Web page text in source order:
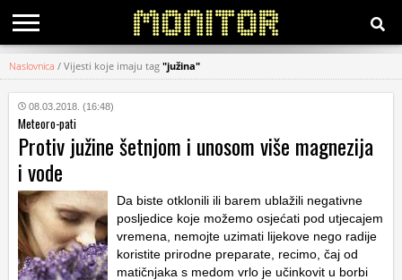
KATEGORIJE
HRVATSKI
WEB
Naslovnica / Vijesti koje imaju tag "južina"
08.03.2018. (16:48)
Meteoro-pati
Protiv južine šetnjom i unosom više magnezija
i vode
Da biste otklonili ili barem ublažili negativne
posljedice koje možemo osjećati pod utjecajem
vremena, nemojte uzimati lijekove nego radije
koristite prirodne preparate, recimo, čaj od
matičnjaka s medom vrlo je učinkovit u borbi